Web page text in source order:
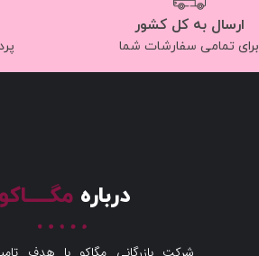
ارسال به کل کشور
برای تمامی سفارشات شما
درباره مگـــــاکو